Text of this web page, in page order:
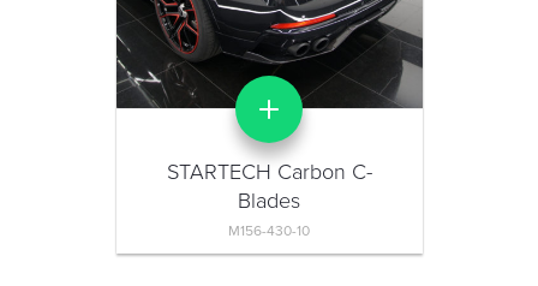
STARTECH Carbon C-
Blades
M156-430-10